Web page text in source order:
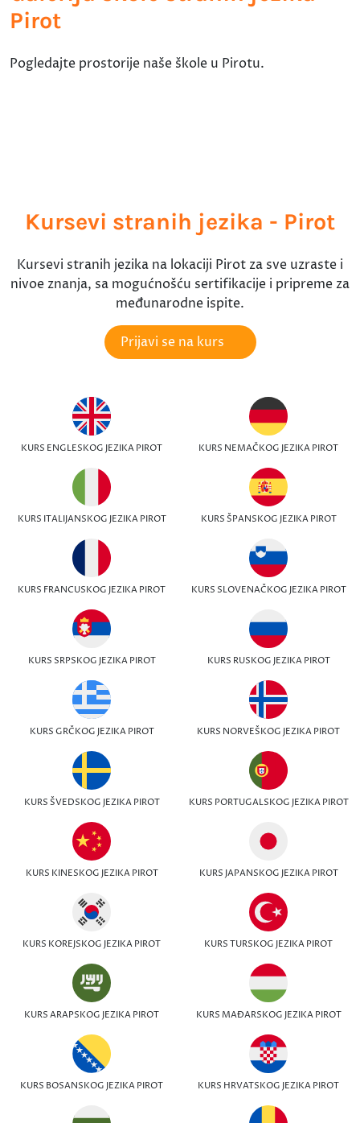
Pirot
Pogledajte prostorije naše škole u Pirotu.
Kursevi stranih jezika - Pirot
Kursevi stranih jezika na lokaciji Pirot za sve uzraste i
nivoe znanja, sa mogućnošću sertifikacije i pripreme za
međunarodne ispite.
Prijavi se na kurs
KURS ENGLESKOG JEZIKA PIROT KURS NEMAČKOG JEZIKA PIROT
KURS ITALIJANSKOG JEZIKA PIROT KURS ŠPANSKOG JEZIKA PIROT
KURS FRANCUSKOG JEZIKA PIROT KURS SLOVENAČKOG JEZIKA PIROT
KURS SRPSKOG JEZIKA PIROT KURS RUSKOG JEZIKA PIROT
KURS GRČKOG JEZIKA PIROT KURS NORVEŠKOG JEZIKA PIROT
KURS ŠVEDSKOG JEZIKA PIROT KURS PORTUGALSKOG JEZIKA PIROT
KURS KINESKOG JEZIKA PIROT KURS JAPANSKOG JEZIKA PIROT
KURS KOREJSKOG JEZIKA PIROT KURS TURSKOG JEZIKA PIROT
KURS ARAPSKOG JEZIKA PIROT KURS MAĐARSKOG JEZIKA PIROT
KURS BOSANSKOG JEZIKA PIROT KURS HRVATSKOG JEZIKA PIROT